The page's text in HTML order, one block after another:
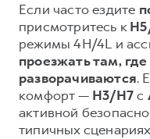
Если часто ездите
присмотритесь к
режимы 4H/4L и
проезжать там,
разворачиваются.
комфорт — H3/H7с
активной
типичных